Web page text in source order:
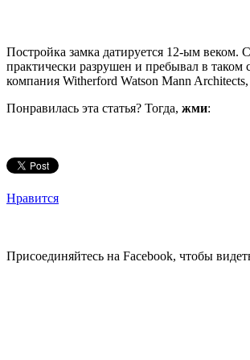
Постройка замка датируется 12-ым
практически разрушен и пребывал в таком
компания Witherford Watson Mann
Понравилась эта статья? Тогда, жми:
Нравится
Присоединяйтесь на Facebook, чтобы